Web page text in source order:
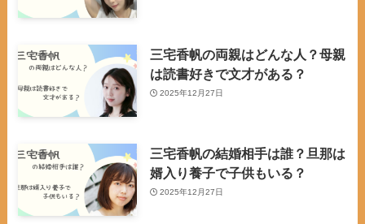
三宅香帆の両親はどんな人？母親
は読書好きで文才がある？
2025年12月27日
三宅香帆の結婚相手は誰？旦那は
婿入り養子で子供もいる？
2025年12月27日